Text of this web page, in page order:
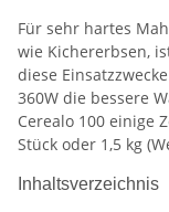
Für sehr hartes
wie Kichererbsen,
diese
360W die bessere
Cerealo 100 einige
Stück oder 1,5 kg
Inhaltsverzeichnis